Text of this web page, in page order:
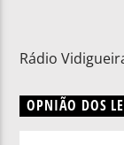
Rádio
OPNIÃO DOS